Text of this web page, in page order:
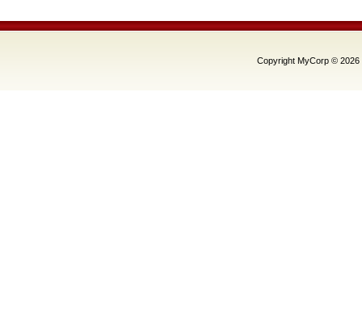
Copyright MyCorp © 2026